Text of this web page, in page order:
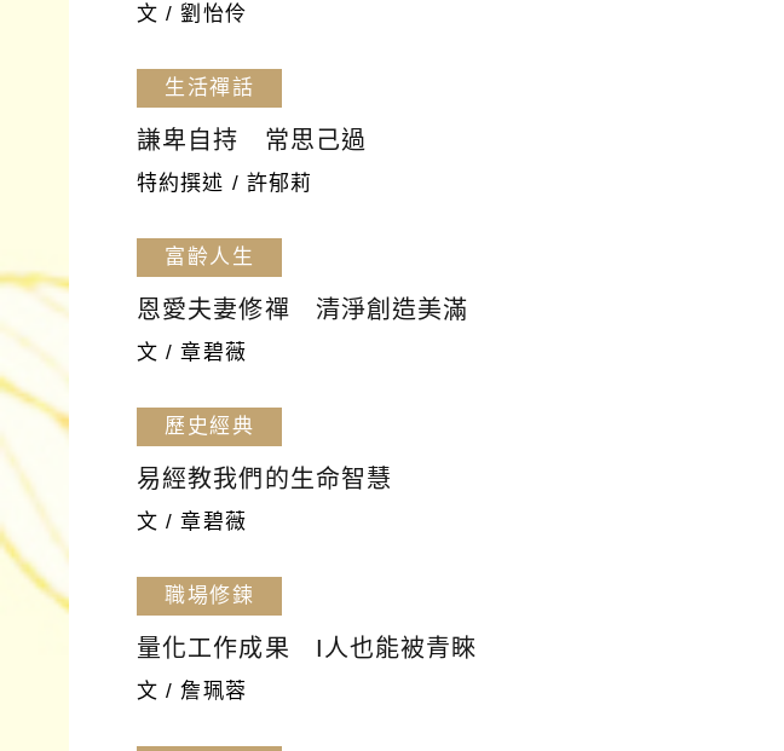
文 / 劉怡伶
生活禪話
謙卑自持 常思己過
特約撰述 / 許郁莉
富齡人生
恩愛夫妻修禪 清淨創造美滿
文 / 章碧薇
歷史經典
易經教我們的生命智慧
文 / 章碧薇
職場修鍊
量化工作成果 I人也能被青睞
文 / 詹珮蓉